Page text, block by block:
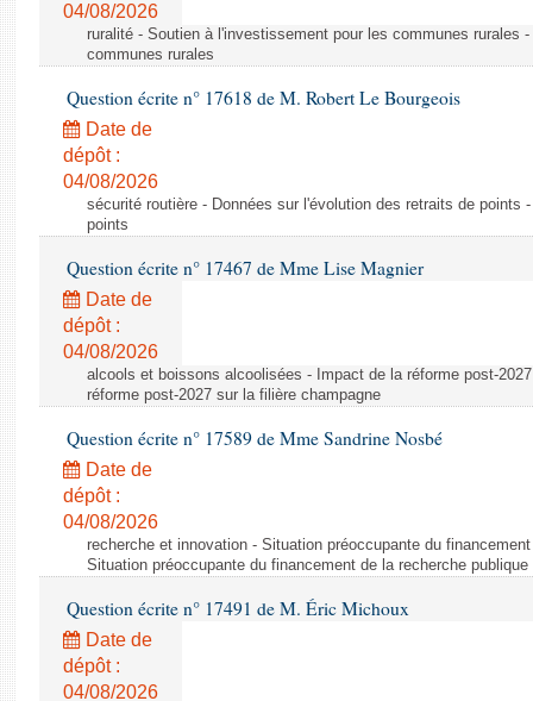
04/08/2026
ruralité - Soutien à l'investissement pour les communes rurales
communes rurales
Question écrite n° 17618 de M. Robert Le Bourgeois
Date de
dépôt :
04/08/2026
sécurité routière - Données sur l'évolution des retraits de points
points
Question écrite n° 17467 de Mme Lise Magnier
Date de
dépôt :
04/08/2026
alcools et boissons alcoolisées - Impact de la réforme post-
réforme post-2027 sur la filière champagne
Question écrite n° 17589 de Mme Sandrine Nosbé
Date de
dépôt :
04/08/2026
recherche et innovation - Situation préoccupante du
Situation préoccupante du financement de la recherche publique
Question écrite n° 17491 de M. Éric Michoux
Date de
dépôt :
04/08/2026